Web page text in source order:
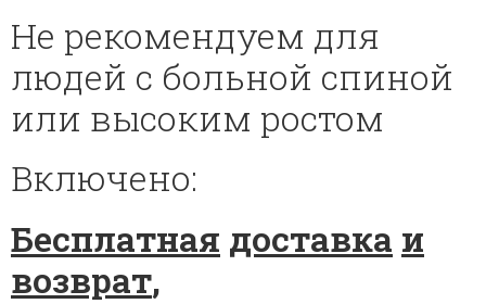
Не рекомендуем для
людей с больной спиной
или высоким ростом
Включено:
Бесплатная доставка и
возврат,